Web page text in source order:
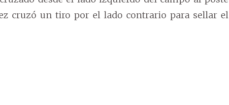
cruzó un tiro por el lado contrario para sellar el